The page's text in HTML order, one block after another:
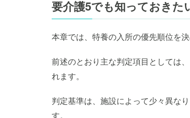
要介護5でも知っておきた
本章では、特養の入所の優先順位を
前述のとおり主な判定項目としては、
れます。
判定基準は、施設によって少々異な
す。